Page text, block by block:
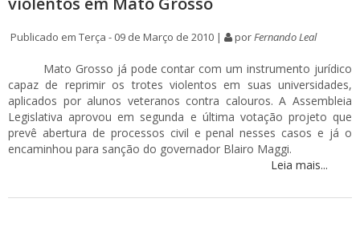
Publicado em Terça - 09 de Março de 2010 | porFernando Leal
Mato Grosso já pode contar com um instrumento jurídico
capaz de reprimir os trotes violentos em suas universidades,
aplicados por alunos veteranos contra calouros. A Assembleia
Legislativa aprovou em segunda e última votação projeto que
prevê abertura de processos civil e penal nesses casos e já o
encaminhou para sanção do governador Blairo Maggi.
Leia mais...